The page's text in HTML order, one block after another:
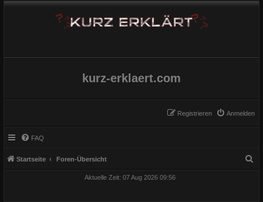
kurz-erklaert.com
Anmelden
Registrieren
FAQ
Startseite Foren-Übersicht
Aktuelle Zeit: 07 Aug 2026 09:56